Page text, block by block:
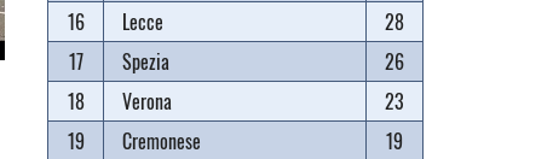
16
Lecce
28
17
Spezia
26
18
Verona
23
19
Cremonese
19